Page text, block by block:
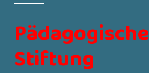
Pädagogische
Stiftung